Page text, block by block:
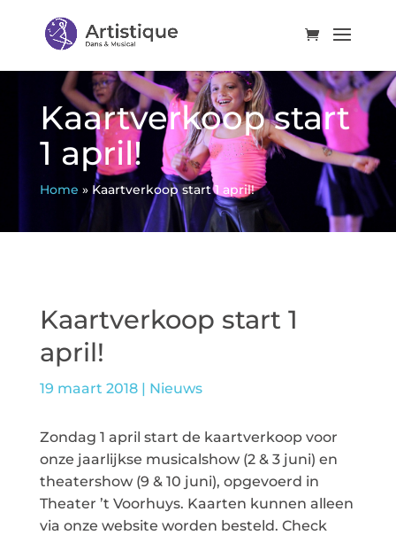
Kaartverkoop start
1 april!
Home » Kaartverkoop start 1 april!
Kaartverkoop start 1
april!
19 maart 2018| Nieuws
Zondag 1 april start de kaartverkoop voor
onze jaarlijkse musicalshow (2 & 3 juni) en
theatershow (9 & 10 juni), opgevoerd in
Theater ’t Voorhuys. Kaarten kunnen alleen
via onze website worden besteld. Check